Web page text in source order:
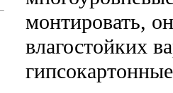
монтировать,
влагостойких